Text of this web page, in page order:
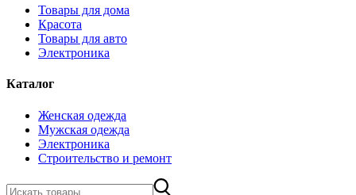
Товары для дома
Красота
Товары для авто
Электроника
Каталог
Женская одежда
Мужская одежда
Электроника
Строительство и ремонт